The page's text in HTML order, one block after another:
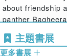
about friendship
panther
tiger. This
throughout
主題書展
更多書展